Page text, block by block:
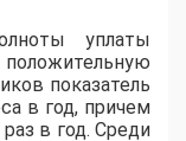
уплаты
показатель
в год, причем
в год. Среди